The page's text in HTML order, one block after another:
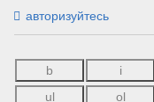
авторизуйтесь